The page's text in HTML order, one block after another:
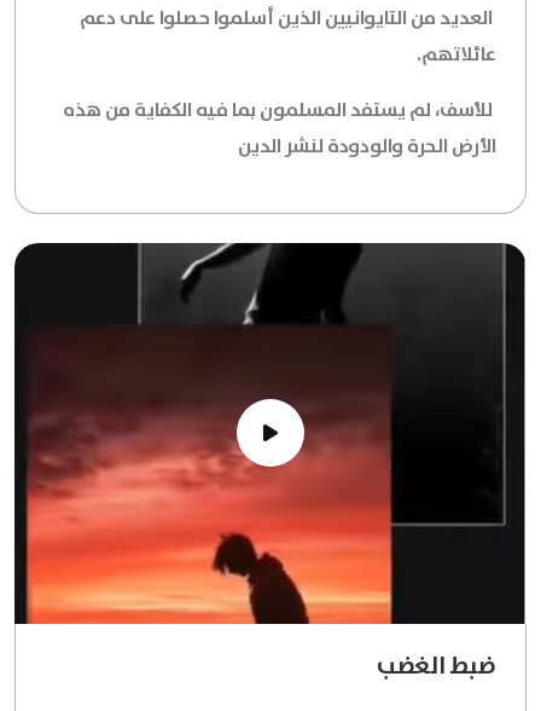
العديد من التايوانيين الذين أسلموا حصلوا على دعم
عائلاتهم.
للأسف، لم يستفد المسلمون بما فيه الكفاية من هذه
الأرض الحرة والودودة لنشر الدين
ضبط الغضب